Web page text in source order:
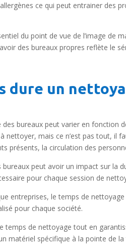
ce qui peut entrainer des
du point de vue de l’image de
des bureaux propres reflète le
dure un
bureaux peut varier en fonction
nettoyer, mais ce n’est pas tout, il
présents, la circulation des
peut avoir un impact sur la
pour chaque session de
entreprises, le temps de
pour chaque société.
temps de nettoyage tout en
matériel spécifique à la pointe de